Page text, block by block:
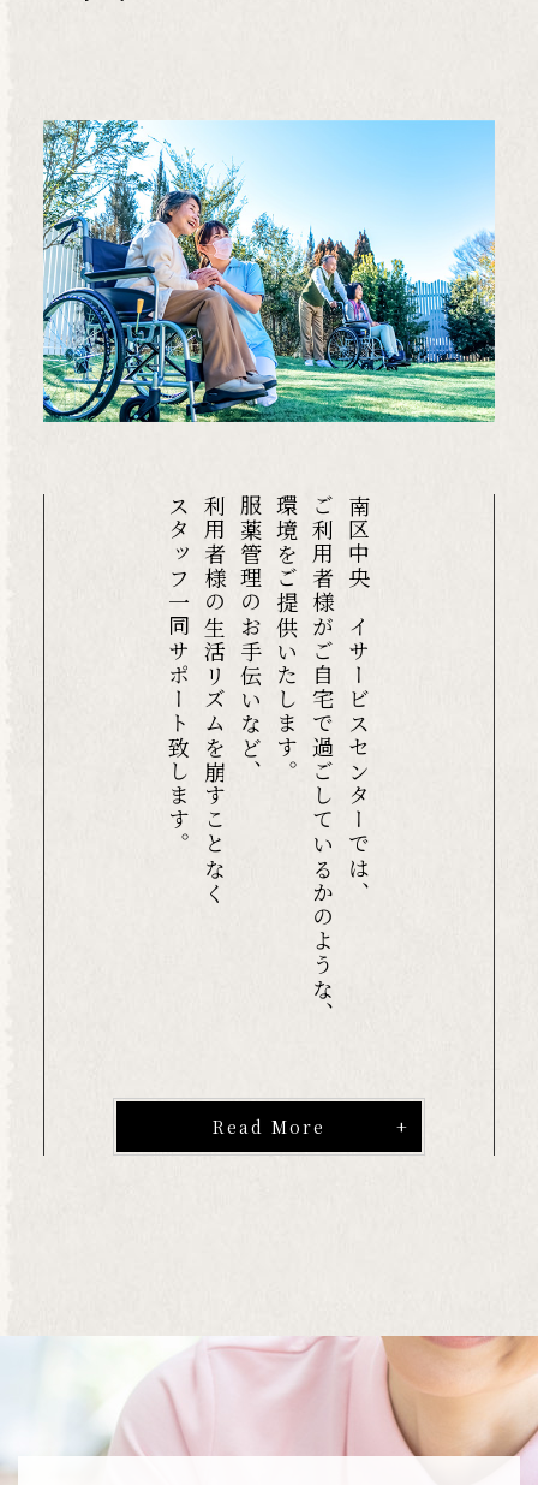
南区中央デイサービスセンターでは、
ご利用者様がご自宅で過ごしているかのような、
環境をご提供いたします。
服薬管理のお手伝いなど、
利用者様の生活リズムを崩すことなく
スタッフ一同サポート致します。
Read More